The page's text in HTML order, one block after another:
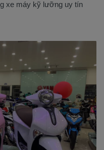
xe máy kỹ lưỡng uy tín